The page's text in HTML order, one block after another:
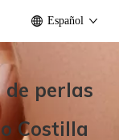
Español
perlas
Costilla